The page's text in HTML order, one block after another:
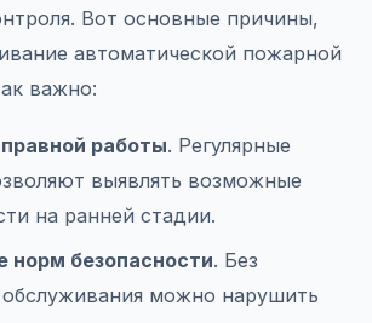
Вот основные причины,
автоматической пожарной
важно:
работы. Регулярные
выявлять возможные
на ранней стадии.
норм безопасности. Без
обслуживания можно нарушить